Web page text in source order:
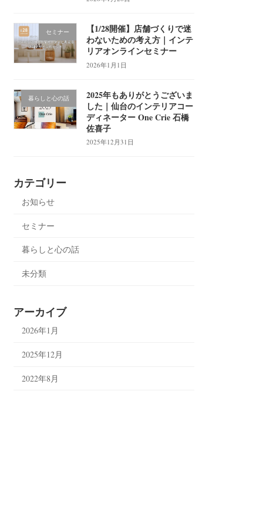
セミナー
【1/28開催】店舗づくりで迷
わないための考え方｜インテ
リアオンラインセミナー
2026年1月1日
暮らしと心の話
2025年もありがとうございま
した｜仙台のインテリアコー
ディネーター One Crie 石橋
佐喜子
2025年12月31日
カテゴリー
お知らせ
セミナー
暮らしと心の話
未分類
アーカイブ
2026年1月
2025年12月
2022年8月